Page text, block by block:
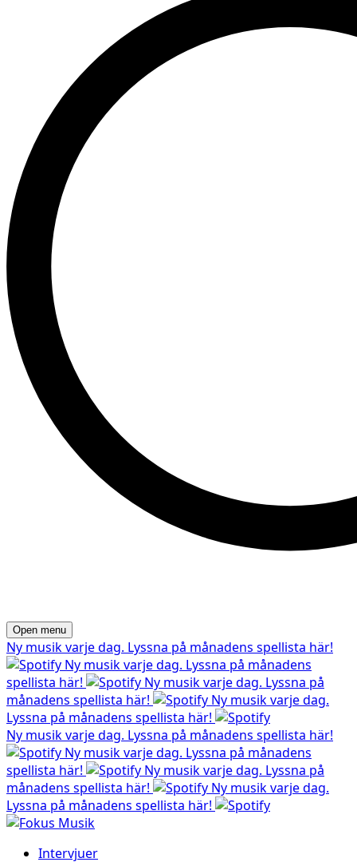
Open menu
Ny musik varje dag. Lyssna på månadens spellista här!
Ny musik varje dag. Lyssna på månadens
spellista här!
Ny musik varje dag. Lyssna på
månadens spellista här!
Ny musik varje dag.
Lyssna på månadens spellista här!
Ny musik varje dag. Lyssna på månadens spellista här!
Ny musik varje dag. Lyssna på månadens
spellista här!
Ny musik varje dag. Lyssna på
månadens spellista här!
Ny musik varje dag.
Lyssna på månadens spellista här!
Intervjuer